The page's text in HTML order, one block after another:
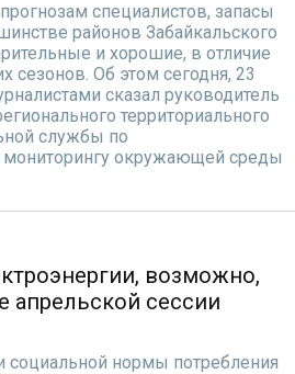
специалистов, запасы
районов Забайкальского
и хорошие, в отличие
сезонов. Об этом сегодня, 23
сказал руководитель
территориального
службы по
мониторингу окружающей среды
возможно,
апрельской сессии
социальной нормы потребления